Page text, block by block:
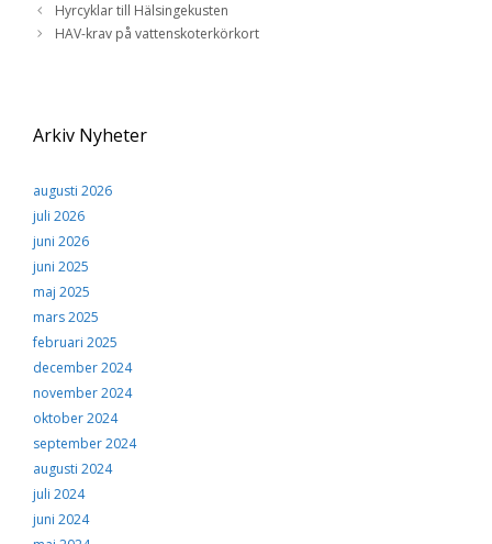
Hyrcyklar till Hälsingekusten
HAV-krav på vattenskoterkörkort
Arkiv Nyheter
augusti 2026
juli 2026
juni 2026
juni 2025
maj 2025
mars 2025
februari 2025
december 2024
november 2024
oktober 2024
september 2024
augusti 2024
juli 2024
juni 2024